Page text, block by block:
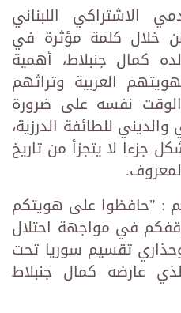
الاشتراكي اللبناني
خلال كلمة مؤثرة في
والده كمال جنبلاط، أهمية
العربية وتراثهم
نفسه على ضرورة
للطائفة الدرزية،
جزءا لا يتجزأ من تاريخ
: "حافظوا على هويتكم
في مواجهة احتلال
تقسيم سوريا تحت
عارضه كمال جنبلاط